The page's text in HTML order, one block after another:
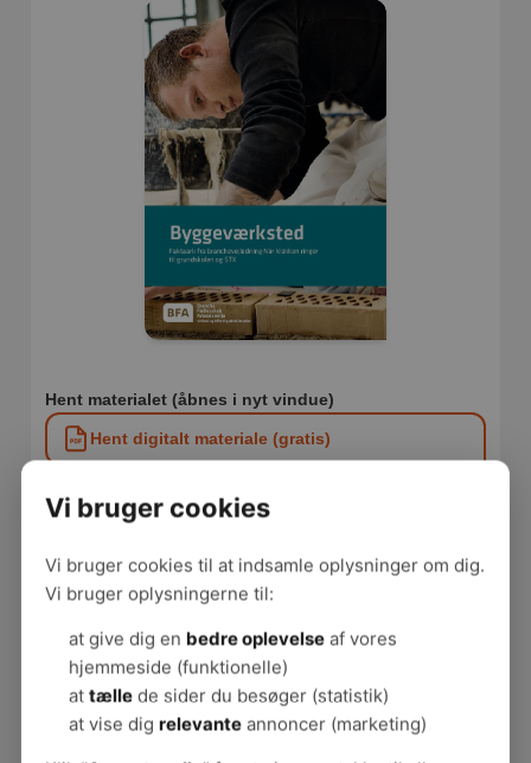
Hent materialet (åbnes i nyt vindue)
Hent digitalt materiale (gratis)
skæremærker (gratis)
Fakta om materialet
Arbejdspladstype:Undervisning
Emne:Byggeri og indretning
Målgruppe:Alle medarbejdere
Sidetal:
Udgiver:BrancheFællesskabet for Arbejdsmiljø for
Vi bruger cookies
Vi bruger cookies til at indsamle oplysninger om dig.
Vi bruger oplysningerne til:
at give dig en bedre oplevelseaf vores
hjemmeside (funktionelle)
at tællede sider du besøger (statistik)
at vise dig relevanteannoncer (marketing)